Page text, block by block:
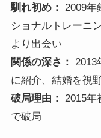
馴れ初め： 2009年
ショナルトレーニ
より出会い
関係の深さ： 2013
に紹介、結婚を視
破局理由： 2015年
で破局